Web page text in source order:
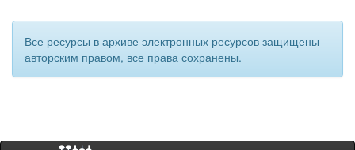
Все ресурсы в архиве электронных ресурсов защищены
авторским правом, все права сохранены.